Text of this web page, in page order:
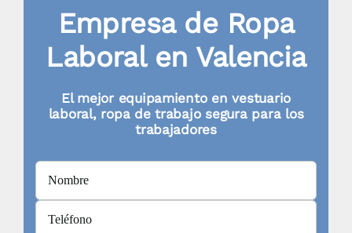
Empresa de Ropa
Laboral en Valencia
El mejor equipamiento en vestuario
laboral, ropa de trabajo segura para los
trabajadores